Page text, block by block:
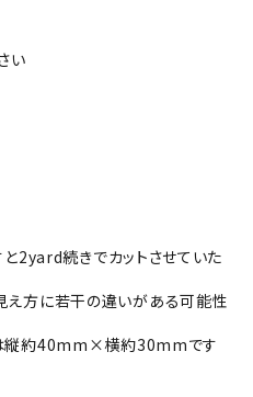
い
2yard続きでカットさせていた
方に若干の違いがある可能性
縦約40mm×横約30mmです